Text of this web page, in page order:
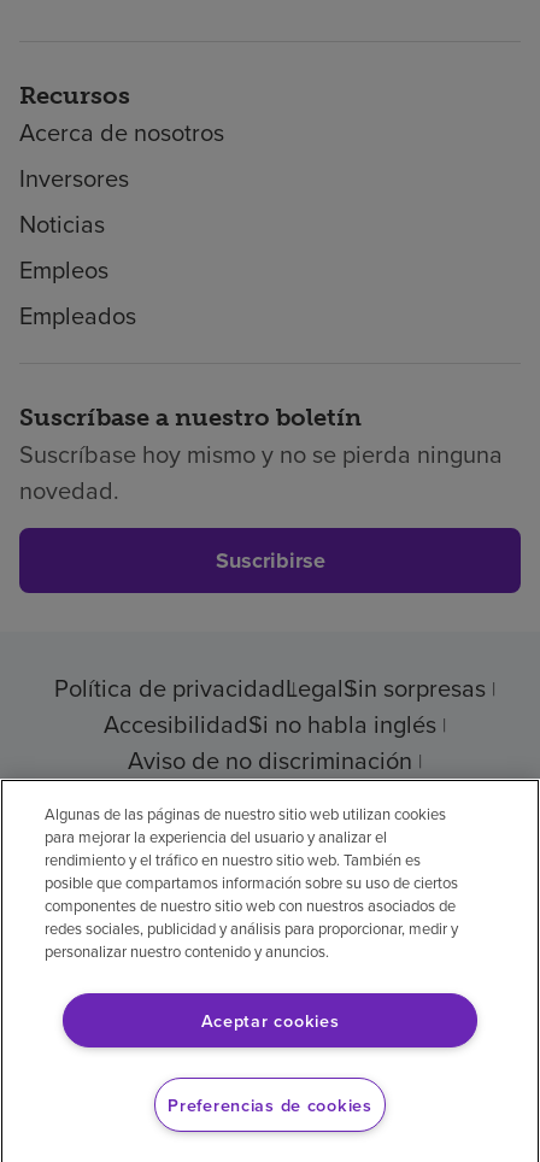
Recursos
Acerca de nosotros
Inversores
Noticias
Empleos
Empleados
Suscríbase a nuestro boletín
Suscríbase hoy mismo y no se pierda ninguna
novedad.
Suscribirse
Política de privacidadLegalSin sorpresas
AccesibilidadSi no habla inglés
Aviso de no discriminación
© 2026 Encompass Health Corporation
Preferencias de cookies
Aviso legal: Se tradujo con la ayuda de
inteligencia artificial (IA). La versión en inglés
es la versión oficial.
Algunas de las páginas de nuestro sitio web utilizan cookies
para mejorar la experiencia del usuario y analizar el
rendimiento y el tráfico en nuestro sitio web. También es
posible que compartamos información sobre su uso de ciertos
componentes de nuestro sitio web con nuestros asociados de
redes sociales, publicidad y análisis para proporcionar, medir y
personalizar nuestro contenido y anuncios.
Aceptar cookies
Preferencias de cookies